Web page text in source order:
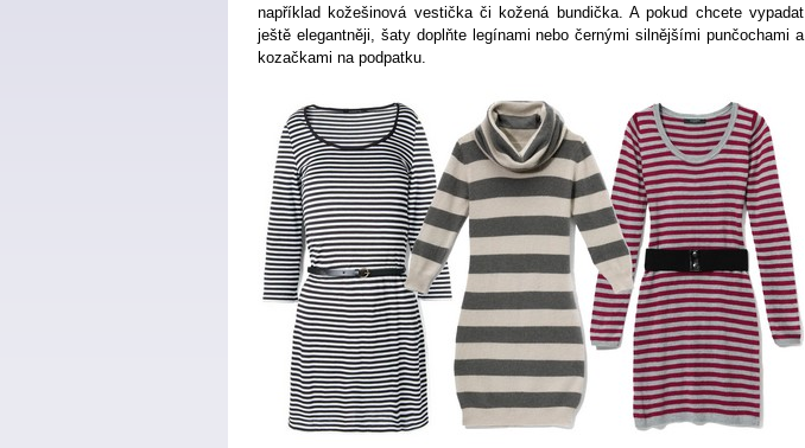
například kožešinová vestička či kožená bundička. A pokud chcete vypadat
ještě elegantněji, šaty doplňte legínami nebo černými silnějšími punčochami a
kozačkami na podpatku.